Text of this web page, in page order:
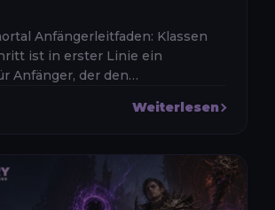
Anfängerleitfaden: Klassen
ist in erster Linie ein
Anfänger, der den
auf der Klassenwahl er...
Weiterlesen